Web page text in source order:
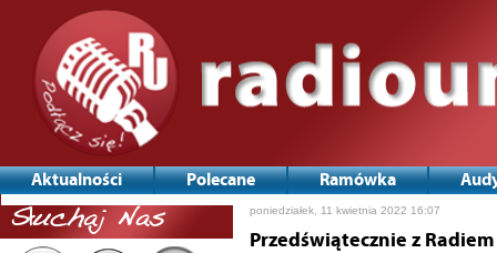
Aktualności Polecane Ramówka
Słuchaj Nas poniedziałek, 11 kwietnia 2022 16:07
Przedświątecznie z
Nawigacja
po
wpisach